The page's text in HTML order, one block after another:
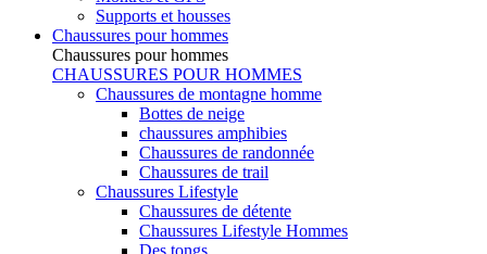
Supports et housses
Chaussures pour hommes
Chaussures pour hommes
CHAUSSURES POUR HOMMES
Chaussures de montagne homme
Bottes de neige
chaussures amphibies
Chaussures de randonnée
Chaussures de trail
Chaussures Lifestyle
Chaussures de détente
Chaussures Lifestyle Hommes
Des tongs